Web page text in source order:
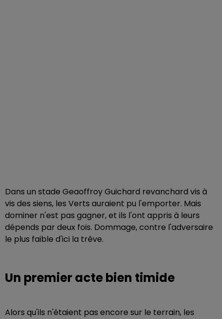
Dans un stade Geaoffroy Guichard revanchard vis à
vis des siens, les Verts auraient pu l'emporter. Mais
dominer n'est pas gagner, et ils l'ont appris à leurs
dépends par deux fois. Dommage, contre l'adversaire
le plus faible d'ici la trêve.
Un premier acte bien timide
Alors qu'ils n'étaient pas encore sur le terrain, les